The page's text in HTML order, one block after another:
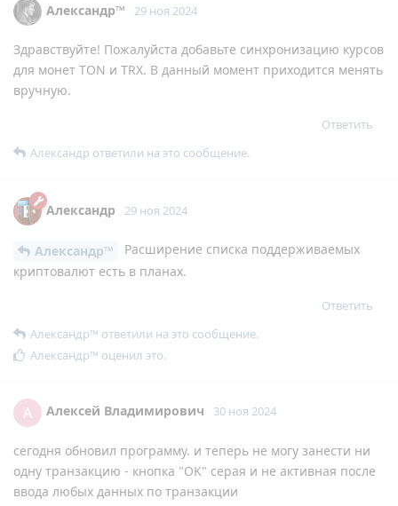
Александр™ 29 ноя 2024
Здравствуйте! Пожалуйста добавьте синхронизацию курсов
для монет TON и TRX. В данный момент приходится менять
вручную.
Ответить
Александр ответили на это сообщение.
Александр 29 ноя 2024
Александр™
Расширение списка поддерживаемых
криптовалют есть в планах.
Ответить
Александр™ ответили на это сообщение.
Александр™ оценил это.
А Алексей Владимирович 30 ноя 2024
сегодня обновил программу. и теперь не могу занести ни
одну транзакцию - кнопка "OK" серая и не активная после
ввода любых данных по транзакции